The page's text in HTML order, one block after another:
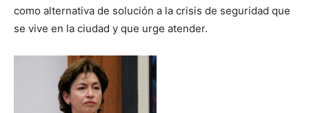
como alternativa de solución a la crisis de seguridad que
se vive en la ciudad y que urge atender.